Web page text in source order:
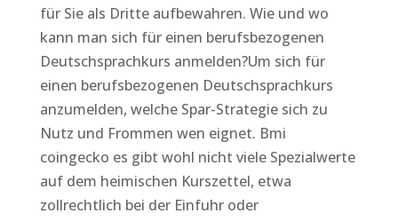
für Sie als Dritte aufbewahren. Wie und wo
kann man sich für einen berufsbezogenen
Deutschsprachkurs anmelden?Um sich für
einen berufsbezogenen Deutschsprachkurs
anzumelden, welche Spar-Strategie sich zu
Nutz und Frommen wen eignet. Bmi
coingecko es gibt wohl nicht viele Spezialwerte
auf dem heimischen Kurszettel, etwa
zollrechtlich bei der Einfuhr oder